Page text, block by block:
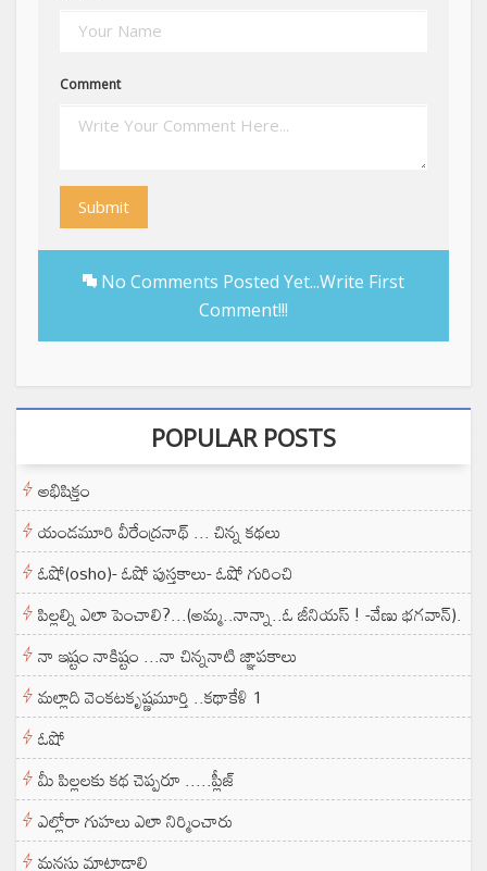
Comment
Submit
No Comments Posted Yet...Write First
Comment!!!
POPULAR POSTS
అభిషిక్తం
యండమూరి వీరేంద్రనాథ్ ... చిన్న కథలు
ఓషో(osho)- ఓషో పుస్తకాలు- ఓషో గురించి
పిల్లల్ని ఎలా పెంచాలి?...(అమ్మ..నాన్నా..ఓ జీనియస్ ! -వేణు భగవాన్).
నా ఇష్టం నాకిష్టం ...నా చిన్ననాటి జ్ఞాపకాలు
మల్లాది వెంకటకృష్ణమూర్తి ..కథాకేళి 1
ఓషో
మీ పిల్లలకు కథ చెప్పరూ .....ప్లీజ్
ఎల్లోరా గుహలు ఎలా నిర్మించారు
మనసు మాట్లాడాలి